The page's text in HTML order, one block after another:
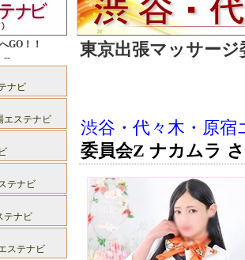
GO！！
--
ナビ
エステナビ
テナビ
テナビ
ステナビ
東京出張マッサー
渋谷・代々木・原
委員会Z ナカムラ